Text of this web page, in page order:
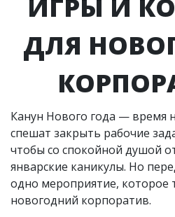
ИГРЫ И
ДЛЯ
Канун Нового года — время
спешат закрыть рабочие
чтобы со спокойной душой
январские каникулы. Но
одно мероприятие, которое
новогодний корпоратив.